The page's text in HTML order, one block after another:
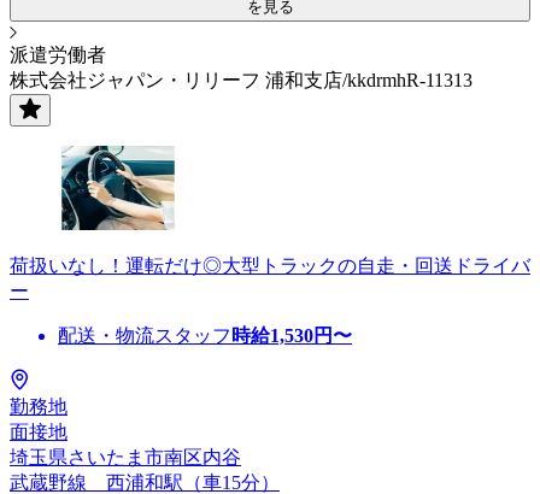
を見る
派遣労働者
株式会社ジャパン・リリーフ 浦和支店/kkdrmhR-11313
荷扱いなし！運転だけ◎大型トラックの自走・回送ドライバ
ー
配送・物流スタッフ 時給1,530円〜
勤務地
面接地
埼玉県さいたま市南区内谷
武蔵野線 西浦和駅（車15分）